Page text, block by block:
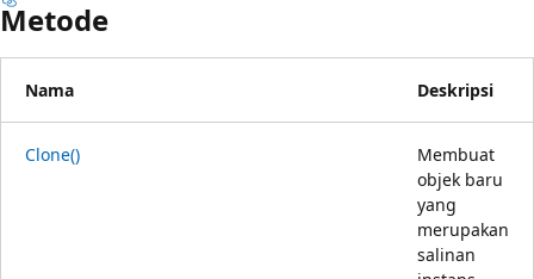
Metode
Nama Deskripsi
Clone()
Membuat
objek baru
yang
merupakan
salinan